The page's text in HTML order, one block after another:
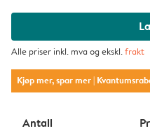
Alle priser inkl. mva og ekskl.frakt
Kjøp mer, spar mer|
Antall